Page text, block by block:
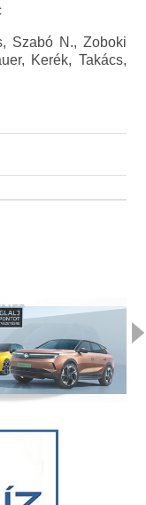
Szabó N., Zoboki
Kerék, Takács,